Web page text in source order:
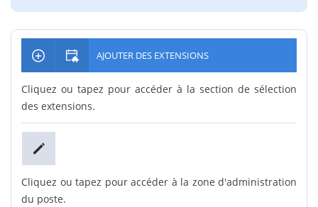
AJOUTER DES EXTENSIONS
Cliquez ou tapez pour accéder à la section de sélection
des extensions.
Cliquez ou tapez pour accéder à la zone d'administration
du poste.